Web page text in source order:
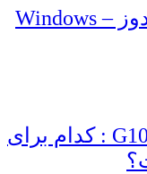
نحوه بازیابی فایل در ویندوز – Windows
مقایسه سرورهای G9 و G10 : کدام برای